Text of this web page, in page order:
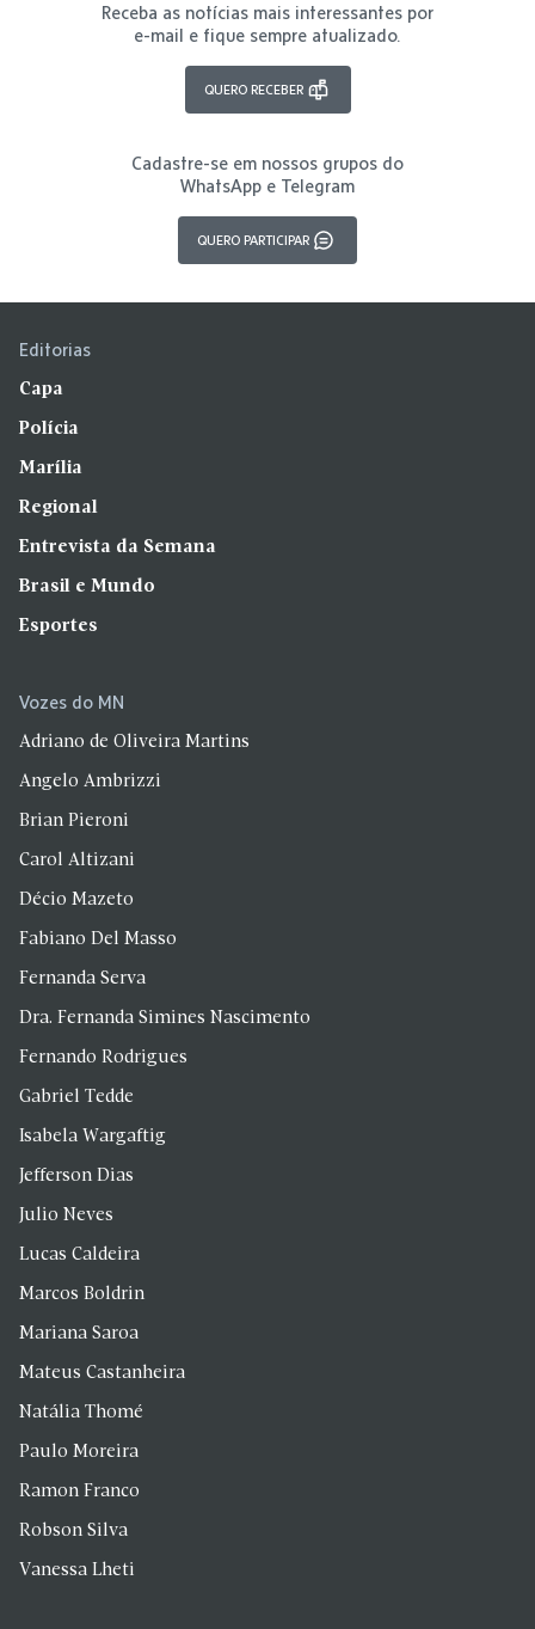
Receba as notícias mais interessantes por
e-mail e fique sempre atualizado.
QUERO RECEBER
Cadastre-se em nossos grupos do
WhatsApp e Telegram
QUERO PARTICIPAR
Editorias
Capa
Polícia
Marília
Regional
Entrevista da Semana
Brasil e Mundo
Esportes
Vozes do MN
Adriano de Oliveira Martins
Angelo Ambrizzi
Brian Pieroni
Carol Altizani
Décio Mazeto
Fabiano Del Masso
Fernanda Serva
Dra. Fernanda Simines Nascimento
Fernando Rodrigues
Gabriel Tedde
Isabela Wargaftig
Jefferson Dias
Julio Neves
Lucas Caldeira
Marcos Boldrin
Mariana Saroa
Mateus Castanheira
Natália Thomé
Paulo Moreira
Ramon Franco
Robson Silva
Vanessa Lheti